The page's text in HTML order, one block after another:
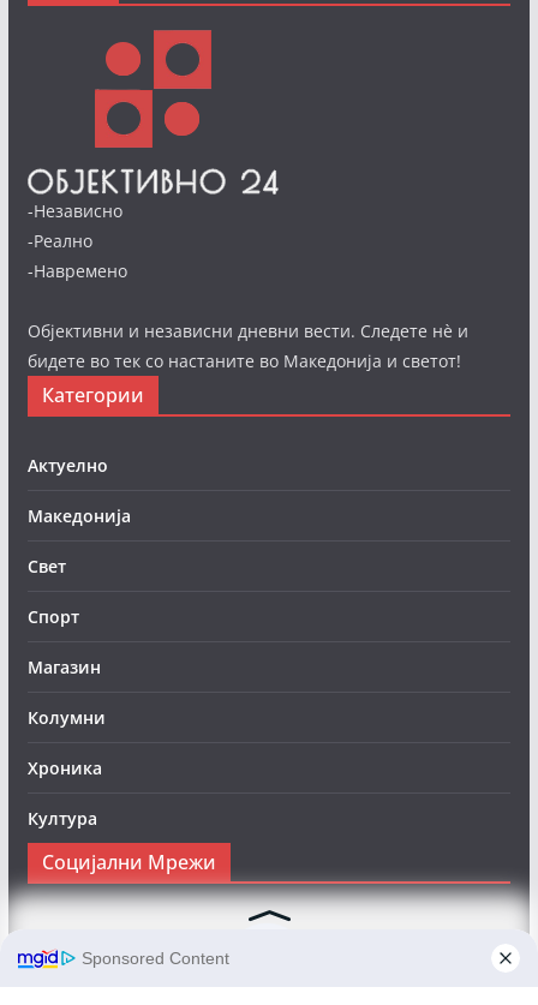
-Независно
-Реално
-Навремено
Објективни и независни дневни вести. Следете нè и
бидете во тек со настаните во Македонија и светот!
Категории
Актуелно
Македонија
Свет
Спорт
Магазин
Колумни
Хроника
Култура
Социјални Мрежи